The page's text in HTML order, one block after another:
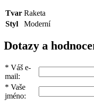
Tvar Raketa
Styl
Moderní
Dotazy a
* Váš e-
mail:
* Vaše
jméno: